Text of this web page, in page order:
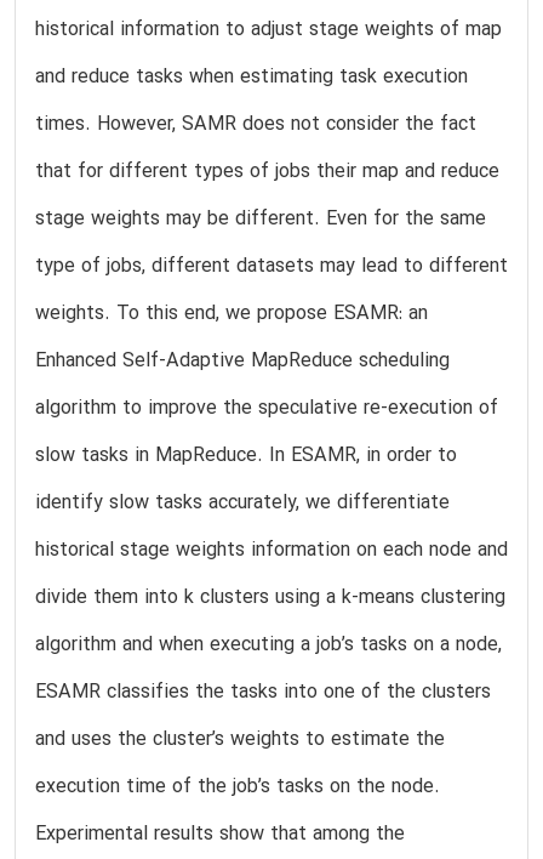
historical information to adjust stage weights of map
and reduce tasks when estimating task execution
times. However, SAMR does not consider the fact
that for different types of jobs their map and reduce
stage weights may be different. Even for the same
type of jobs, different datasets may lead to different
weights. To this end, we propose ESAMR: an
Enhanced Self-Adaptive MapReduce scheduling
algorithm to improve the speculative re-execution of
slow tasks in MapReduce. In ESAMR, in order to
identify slow tasks accurately, we differentiate
historical stage weights information on each node and
divide them into k clusters using a k-means clustering
algorithm and when executing a job’s tasks on a node,
ESAMR classifies the tasks into one of the clusters
and uses the cluster’s weights to estimate the
execution time of the job’s tasks on the node.
Experimental results show that among the